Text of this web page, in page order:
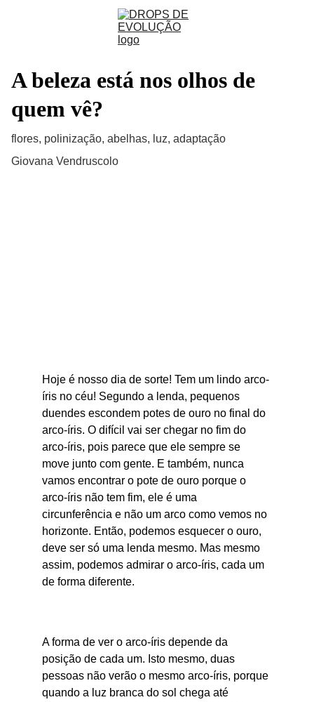
A beleza está nos olhos de
quem vê?
flores, polinização, abelhas, luz, adaptação
Giovana Vendruscolo
Hoje é nosso dia de sorte! Tem um lindo arco-
íris no céu! Segundo a lenda, pequenos
duendes escondem potes de ouro no final do
arco-íris. O difícil vai ser chegar no fim do
arco-íris, pois parece que ele sempre se
move junto com gente. E também, nunca
vamos encontrar o pote de ouro porque o
arco-íris não tem fim, ele é uma
circunferência e não um arco como vemos no
horizonte. Então, podemos esquecer o ouro,
deve ser só uma lenda mesmo. Mas mesmo
assim, podemos admirar o arco-íris, cada um
de forma diferente.
A forma de ver o arco-íris depende da
posição de cada um. Isto mesmo, duas
pessoas não verão o mesmo arco-íris, porque
quando a luz branca do sol chega até